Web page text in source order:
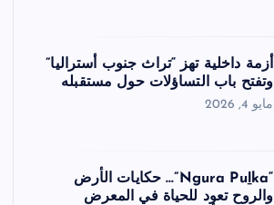
أزمة داخلية تهز “تراث جنوب أستراليا”
وتفتح باب التساؤلات حول مستقبله
مايو 4, 2026
“Ngura Puḻka”… حكايات الأرض
والروح تعود للحياة في المعرض